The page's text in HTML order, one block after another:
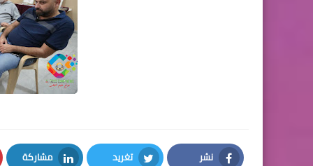
نشر تغريد مشاركة